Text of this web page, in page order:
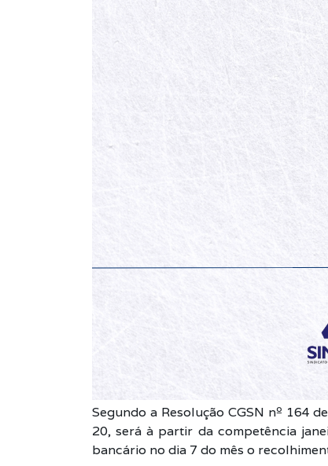
Segundo a Resolução CGSN nº 164
20, será à partir da competência
bancário no dia 7 do mês o